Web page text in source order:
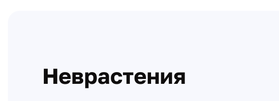
Неврастения